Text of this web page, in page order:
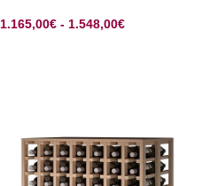
1.165,00€ - 1.548,00€